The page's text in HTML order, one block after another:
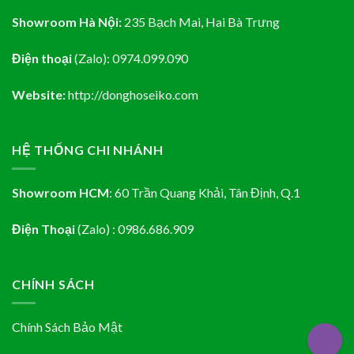
Showroom Hà Nội: 235 Bạch Mai, Hai Bà Trưng
Điện thoại(Zalo): 0974.099.090
Website:http://donghoseiko.com
HỆ THỐNG CHI NHÁNH
Showroom HCM: 60 Trần Quang Khải, Tân Định, Q.1
Điện Thoại(Zalo) : 0986.686.909
CHÍNH SÁCH
Chính Sách Bảo Mật